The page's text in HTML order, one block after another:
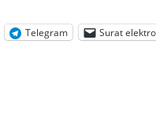
Telegram Surat